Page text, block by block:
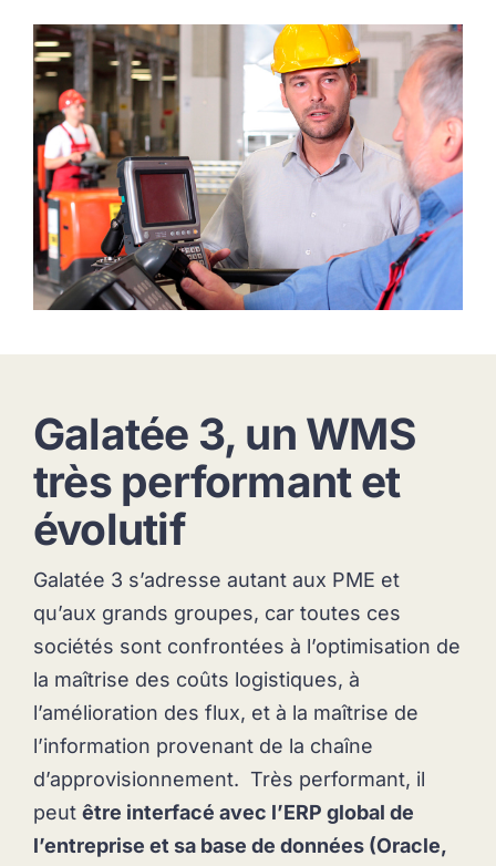
Galatée 3, un WMS
très performant et
évolutif
Galatée 3 s’adresse autant aux PME et
qu’aux grands groupes, car toutes ces
sociétés sont confrontées à l’optimisation de
la maîtrise des coûts logistiques, à
l’amélioration des flux, et à la maîtrise de
l’information provenant de la chaîne
d’approvisionnement. Très performant, il
peut être interfacé avec l’ERP global de
l’entreprise et sa base de données (Oracle,